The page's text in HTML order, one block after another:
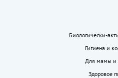
Биологически-
Гигиена и
Для мамы и
Здоровое